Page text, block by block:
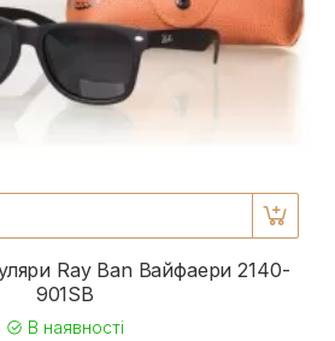
Ray Ban Вайфаери 2140-
901SB
В наявності